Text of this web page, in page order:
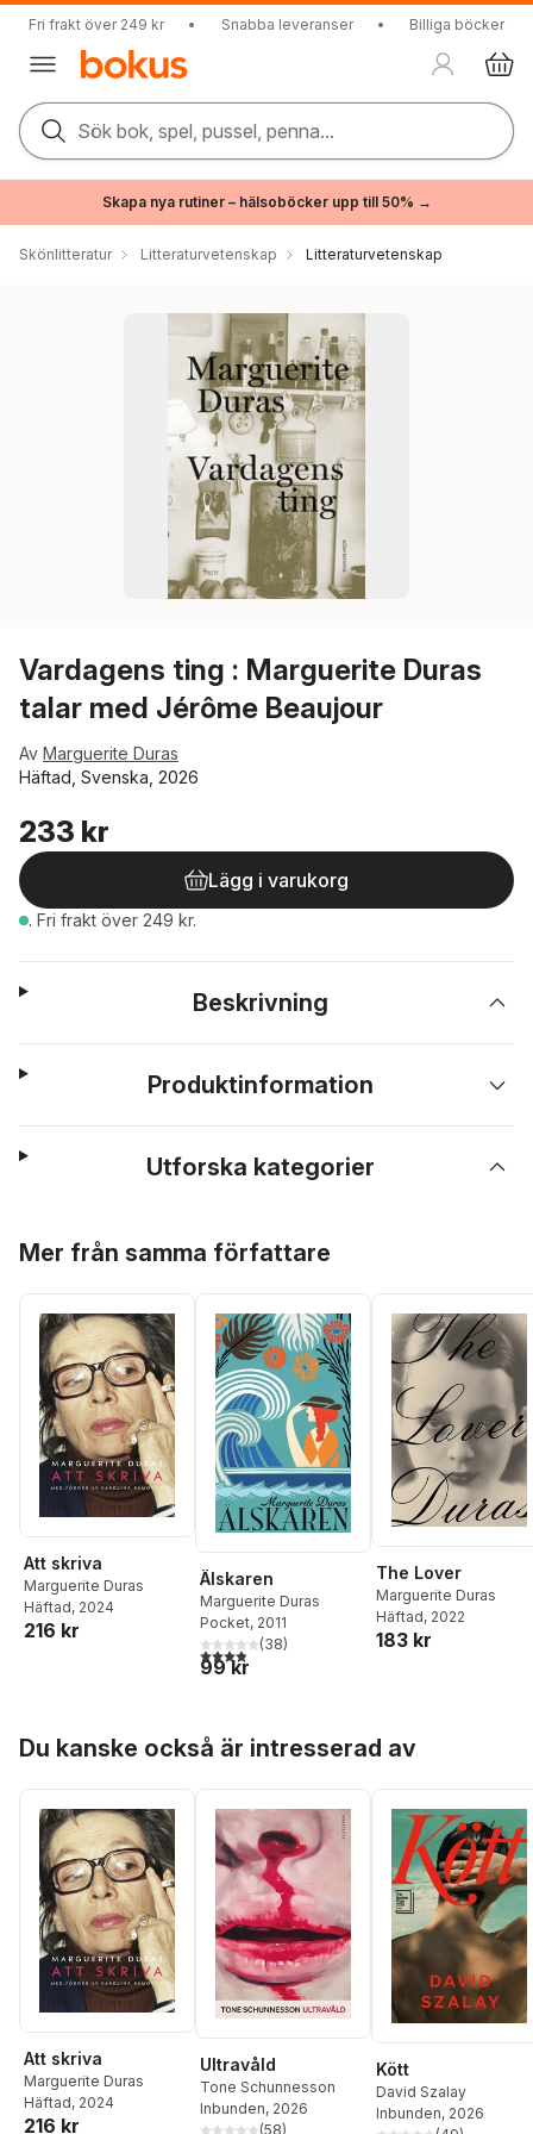
Fri frakt över 249 kr • Snabba leveranser • Billiga böcker
Sök bok, spel, pussel, penna...
Skapa nya rutiner – hälsoböcker upp till 50% →
Skönlitteratur Litteraturvetenskap Litteraturvetenskap
Vardagens ting : Marguerite Duras
talar med Jérôme Beaujour
Av Marguerite Duras
Häftad, Svenska, 2026
233 kr
Lägg i varukorg
. Fri frakt över 249 kr.
Beskrivning
Produktinformation
Utforska kategorier
Mer från samma författare
Att skriva
Marguerite Duras
Häftad, 2024
216 kr
Älskaren
Marguerite Duras
Pocket, 2011
3,9utav 5 stjärnor. Totalt antal röster:
(38)
99 kr
The Lover
Marguerite Duras
Häftad, 2022
183 kr
Du kanske också är intresserad av
Att skriva
Marguerite Duras
Häftad, 2024
216 kr
Ultravåld
Tone Schunnesson
Inbunden, 2026
(58)
Kött
David Szalay
Inbunden, 2026